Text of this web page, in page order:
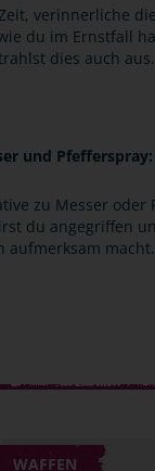
verinnerliche
du im Ernstfall
dies auch
und
zu Messer
du angegriffen
aufmerksam
WAFFEN